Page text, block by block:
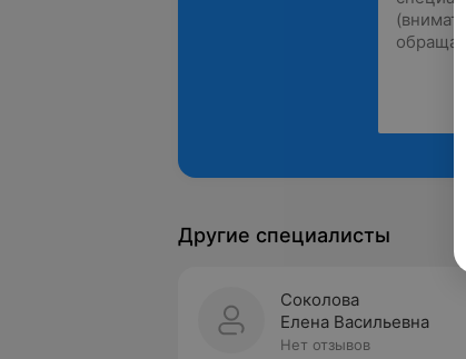
Другие специалисты
Соколова
Елена Васильевна
Нет отзывов